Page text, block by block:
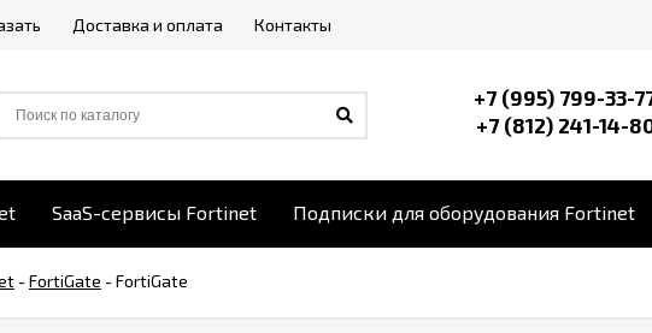
Доставка и оплата Контакты
+7 (995) 799-33-
+7 (812) 241-14-
SaaS-сервисы Fortinet Подписки для оборудования Fortinet
-FortiGate -FortiGate